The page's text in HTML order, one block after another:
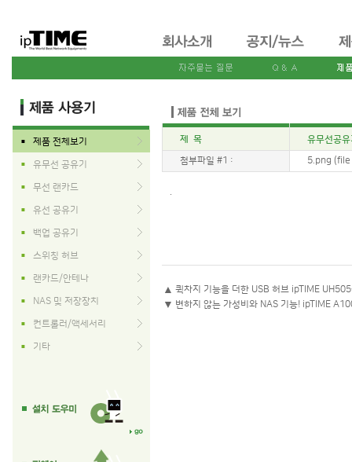
■ 제품 전체보기
■ 유무선 공유기
■ 무선 랜카드
■ 유선 공유기
■ 백업 공유기
■ 스위칭 허브
■ 랜카드/안테나
■ NAS 및 저장장치
■ 컨트롤러/액세서리
■ 기타
제 목 유무선공
첨부파일 #1 : 5.png
.
▲ 퀵차지 기능을 더한 USB 허브 ipTIME
▼ 변하지 않는 가성비와 NAS 기능! ipTIME